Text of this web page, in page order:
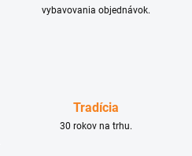
vybavovania objednávok.
Tradícia
30 rokov na trhu.